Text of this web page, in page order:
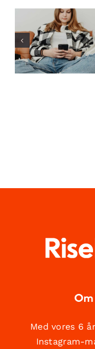
Innovative
strategier til
at øge
synligheden
af
Facebook-
Om
Med vores 6
Instagram-